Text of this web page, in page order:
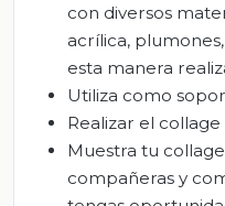
con diversos
acrílica,
esta manera
Utiliza como
Realizar el
Muestra tu
compañeras y